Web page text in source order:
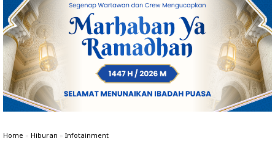
Home » Hiburan » Infotainment